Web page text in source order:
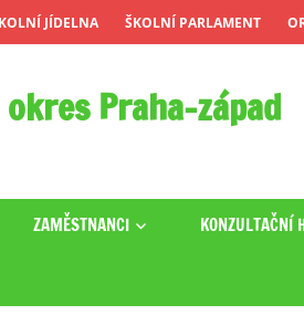
JÍDELNA ŠKOLNÍ PARLAMENT
Praha-západ
ZAMĚSTNANCI KONZULTAČNÍ